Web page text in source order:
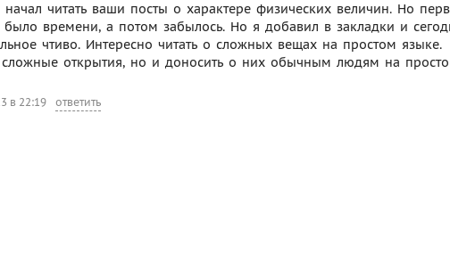
читать ваши посты о характере физических величин. Но
времени, а потом забылось. Но я добавил в закладки и
чтиво. Интересно читать о сложных вещах на простом языке.
сложные открытия, но и доносить о них обычным людям на
в 22:19 ответить